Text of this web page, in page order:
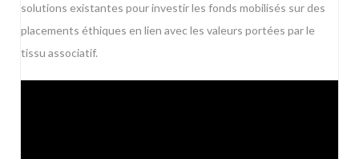
solutions existantes pour investir les fonds mobilisés sur des
placements éthiques en lien avec les valeurs portées par le
tissu associatif.